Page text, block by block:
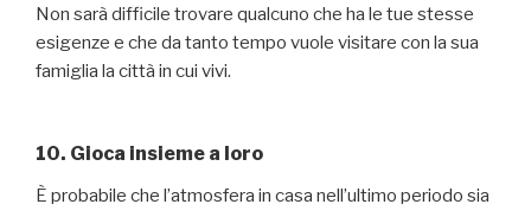
Non sarà difficile trovare qualcuno che ha le tue stesse
esigenze e che da tanto tempo vuole visitare con la sua
famiglia la città in cui vivi.
10. Gioca insieme a loro
È probabile che l’atmosfera in casa nell’ultimo periodo sia